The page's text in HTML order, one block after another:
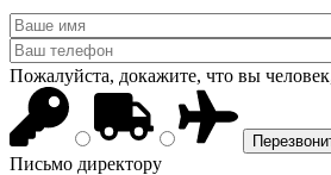
Пожалуйста, докажите, что вы
Письмо директору